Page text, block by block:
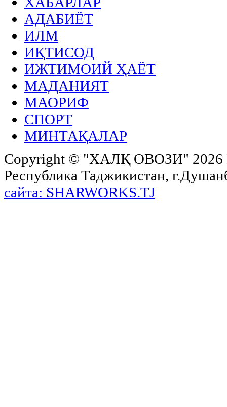
АДАБИЁТ
ИЛМ
ИҚТИСОД
ИЖТИМОИЙ ҲАЁТ
МАДАНИЯТ
МАОРИФ
СПОРТ
МИНТАҚАЛАР
Copyright © "ХАЛҚ ОВОЗИ"
Республика Таджикистан,
сайта: SHARWORKS.TJ